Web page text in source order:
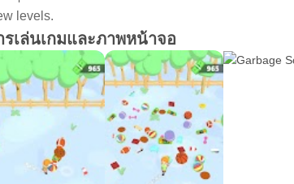
levels.
รเล่นเกมและภาพหน้าจอ